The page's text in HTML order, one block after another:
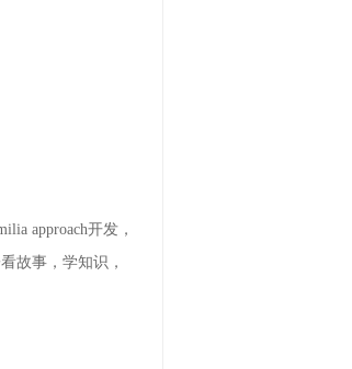
approach开发，
故事，学知识，